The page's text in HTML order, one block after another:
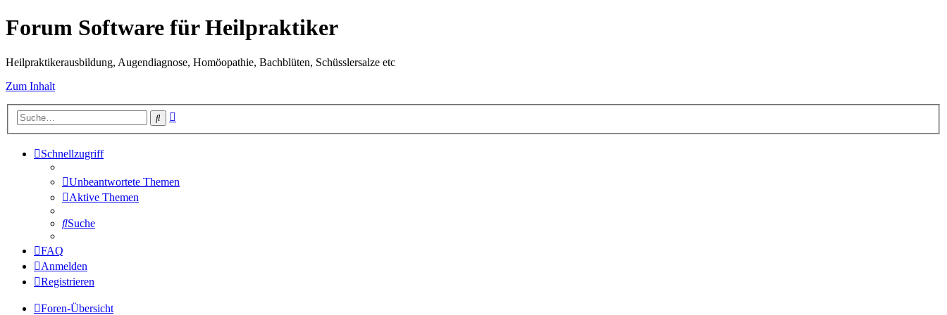
Forum Software für Heilpraktiker
Heilpraktikerausbildung, Augendiagnose, Homöopathie, Bachblüten, Schüsslersalze etc
Zum Inhalt
Suche
Schnellzugriff
Unbeantwortete Themen
Aktive Themen
Suche
FAQ
Anmelden
Registrieren
Foren-Übersicht